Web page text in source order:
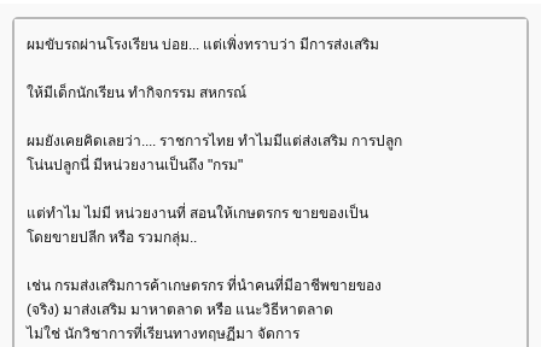
ผมขับรถผ่านโรงเรียน บ่อย... แต่เพิ่งทราบว่า มีการส่งเสริม
ห้มีเด็กนักเรียน ทำกิจกรรม สหกรณ์
ผมยังเคยคิดเลยว่า.... ราชการไทย ทำไมมีแต่ส่งเสริม การปลูก
น่นปลูกนี่ มีหน่วยงานเป็นถึง "กรม"
ต่ทำไม ไม่มี หน่วยงานที่ สอนให้เกษตรกร ขายของเป็น
ดยขายปลีก หรือ รวมกลุ่ม..
เช่น กรมส่งเสริมการค้าเกษตรกร ที่นำคนที่มีอาชีพขายของ
(จริง) มาส่งเสริม มาหาตลาด หรือ แนะวิธีหาตลาด
ไม่ใช่ นักวิชาการที่เรียนทางทฤษฏีมา จัดการ